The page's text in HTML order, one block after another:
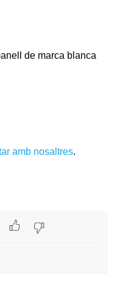
de marca blanca
amb nosaltres.